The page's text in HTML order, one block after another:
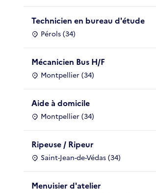
Technicien en bureau d'étude
Pérols (34)
Mécanicien Bus H/F
Montpellier (34)
Aide à domicile
Montpellier (34)
Ripeuse / Ripeur
Saint-Jean-de-Védas (34)
Menuisier d'atelier